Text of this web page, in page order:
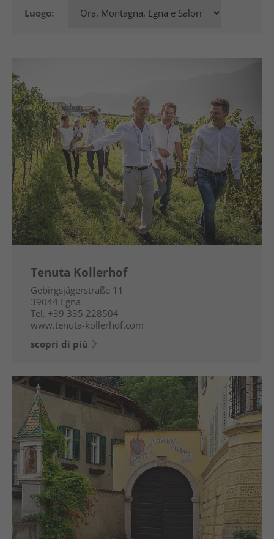
Luogo:
Tenuta Kollerhof
Gebirgsjägerstraße 11
39044 Egna
Tel. +39 335 228504
www.tenuta-kollerhof.com
scopri di più